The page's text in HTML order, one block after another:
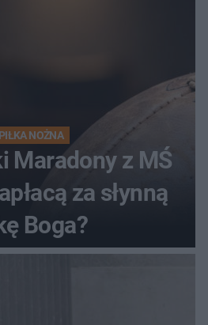
PIŁKA NOŻNA
Maradony z MŚ
za słynną
Boga?